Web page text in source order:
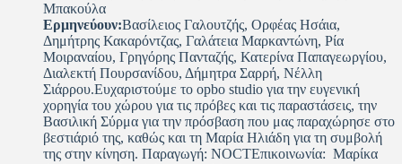
Μπακούλα
Ερμηνεύουν:Βασίλειος Γαλουτζής, Ορφέας Ησάια,
Δημήτρης Κακαρόντζας, Γαλάτεια Μαρκαντώνη, Ρία
Μοιραναίου, Γρηγόρης Πανταζής, Κατερίνα Παπαγεωργίου,
Διαλεκτή Πουρσανίδου, Δήμητρα Σαρρή, Νέλλη
Σιάρρου.Ευχαριστούμε το opbo studio για την ευγενική
χορηγία του χώρου για τις πρόβες και τις παραστάσεις, την
Βασιλική Σύρμα για την πρόσβαση που μας παραχώρησε στο
βεστιάριό της, καθώς και τη Μαρία Ηλιάδη για τη συμβολή
της στην κίνηση. Παραγωγή: NOCTΕπικοινωνία: Μαρίκα